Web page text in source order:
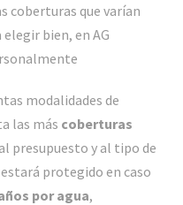
coberturas que varían
elegir bien, en AG
modalidades de
las más coberturas
presupuesto y al tipo de
protegido en caso
por agua,